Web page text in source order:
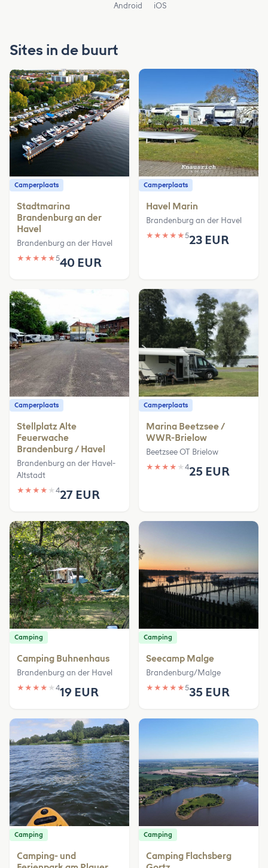
Android iOS
Sites in de buurt
Camperplaats
Stadtmarina
Brandenburg an der
Havel
Brandenburg an der Havel
★ ★ ★ ★ ★540 EUR
Camperplaats
Havel Marin
Brandenburg an der Havel
★ ★ ★ ★ ★523 EUR
Camperplaats
Stellplatz Alte
Feuerwache
Brandenburg / Havel
Brandenburg an der Havel-
Altstadt
★ ★ ★ ★ ★ 427 EUR
Camperplaats
Marina Beetzsee /
WWR-Brielow
Beetzsee OT Brielow
★ ★ ★ ★ ★ 425 EUR
Camping
Camping Buhnenhaus
Brandenburg an der Havel
★ ★ ★ ★ ★ 419 EUR
Camping
Seecamp Malge
Brandenburg/Malge
★ ★ ★ ★ ★535 EUR
Camping
Camping- und
Camping
Camping Flachsberg